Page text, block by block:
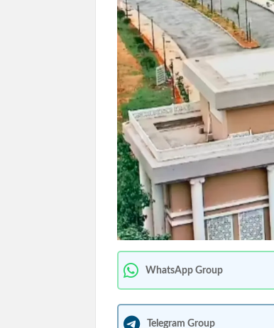
WhatsApp Group
Telegram Group